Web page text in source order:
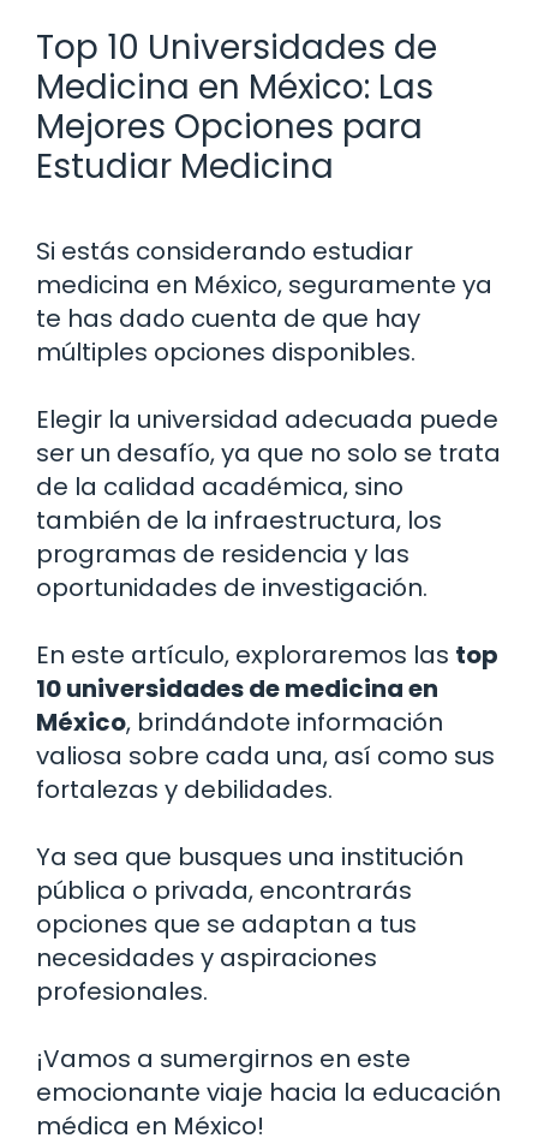
Top 10 Universidades de
Medicina en México: Las
Mejores Opciones para
Estudiar Medicina
Si estás considerando estudiar
medicina en México, seguramente ya
te has dado cuenta de que hay
múltiples opciones disponibles.
Elegir la universidad adecuada puede
ser un desafío, ya que no solo se trata
de la calidad académica, sino
también de la infraestructura, los
programas de residencia y las
oportunidades de investigación.
En este artículo, exploraremos las top
10 universidades de medicina en
México, brindándote información
valiosa sobre cada una, así como sus
fortalezas y debilidades.
Ya sea que busques una institución
pública o privada, encontrarás
opciones que se adaptan a tus
necesidades y aspiraciones
profesionales.
¡Vamos a sumergirnos en este
emocionante viaje hacia la educación
médica en México!